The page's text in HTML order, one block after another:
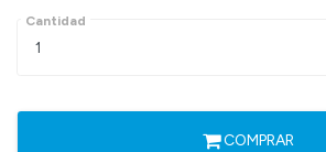
Cantidad
COMPRAR